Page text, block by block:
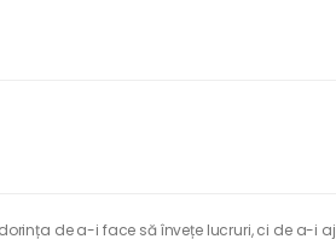
de a-i face să învețe lucruri, ci de a-i